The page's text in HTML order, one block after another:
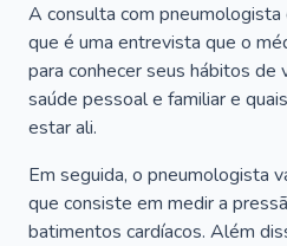
A consulta com pneumologista
que é uma entrevista que o
para conhecer seus hábitos de
saúde pessoal e familiar e
estar ali.
Em seguida, o pneumologista
que consiste em medir a
batimentos cardíacos. Além